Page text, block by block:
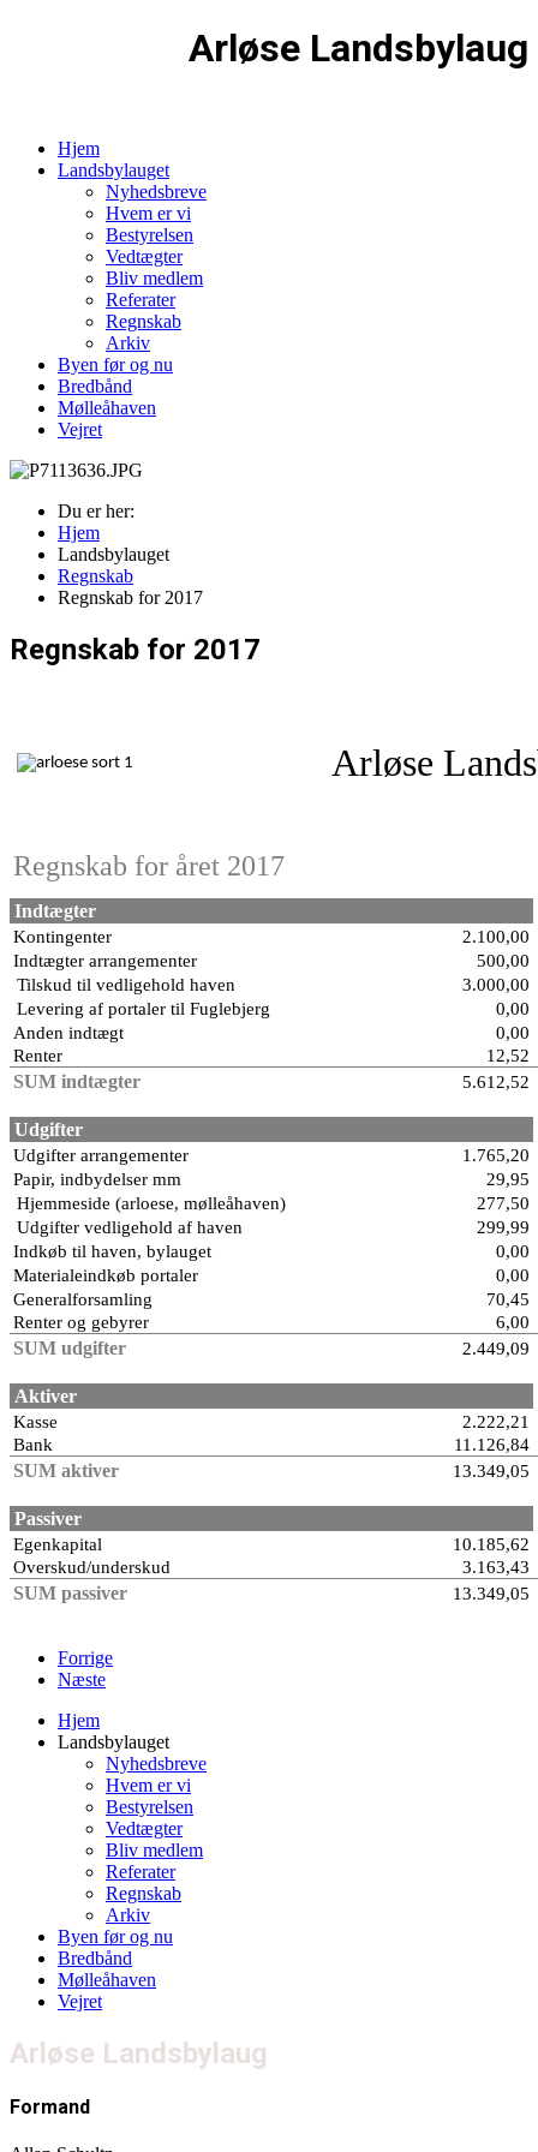
Arløse Landsbylaug
Hjem
Landsbylauget
Nyhedsbreve
Hvem er vi
Bestyrelsen
Vedtægter
Bliv medlem
Referater
Regnskab
Arkiv
Byen før og nu
Bredbånd
Mølleåhaven
Vejret
Du er her:
Hjem
Landsbylauget
Regnskab
Regnskab for 2017
Regnskab for 2017
Arløse
Regnskab for året 2017
Indtægter
Kontingenter
2.100,00
Indtægter arrangementer
500,00
Tilskud til vedligehold haven
3.000,00
Levering af portaler til Fuglebjerg
0,00
Anden indtægt
0,00
Renter
12,52
SUM indtægter 5.612,52
Udgifter
Udgifter arrangementer
1.765,20
Papir, indbydelser mm
29,95
Hjemmeside (arloese, mølleåhaven)
277,50
Udgifter vedligehold af haven
299,99
Indkøb til haven, bylauget
0,00
Materialeindkøb portaler
0,00
Generalforsamling
70,45
Renter og gebyrer
6,00
SUM udgifter 2.449,09
Aktiver
Kasse
2.222,21
Bank
11.126,84
SUM aktiver 13.349,05
Passiver
Egenkapital
10.185,62
Overskud/underskud
3.163,43
SUM passiver 13.349,05
Forrige
Næste
Hjem
Landsbylauget
Nyhedsbreve
Hvem er vi
Bestyrelsen
Vedtægter
Bliv medlem
Referater
Regnskab
Arkiv
Byen før og nu
Bredbånd
Mølleåhaven
Vejret
Arløse Landsbylaug
Formand